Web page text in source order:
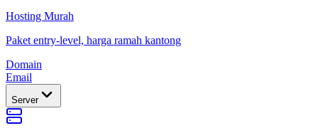
Hosting Murah
Paket entry-level, harga ramah kantong
Domain
Email
Server